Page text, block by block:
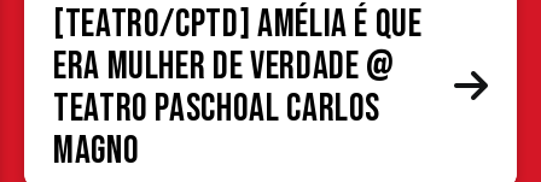
[TEATRO/CPTD] Amélia é que
era mulher de verdade @
Teatro Paschoal Carlos
Magno